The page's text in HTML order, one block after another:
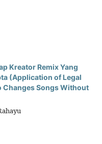
Kreator Remix Yang
(Application of Legal
Changes Songs Without